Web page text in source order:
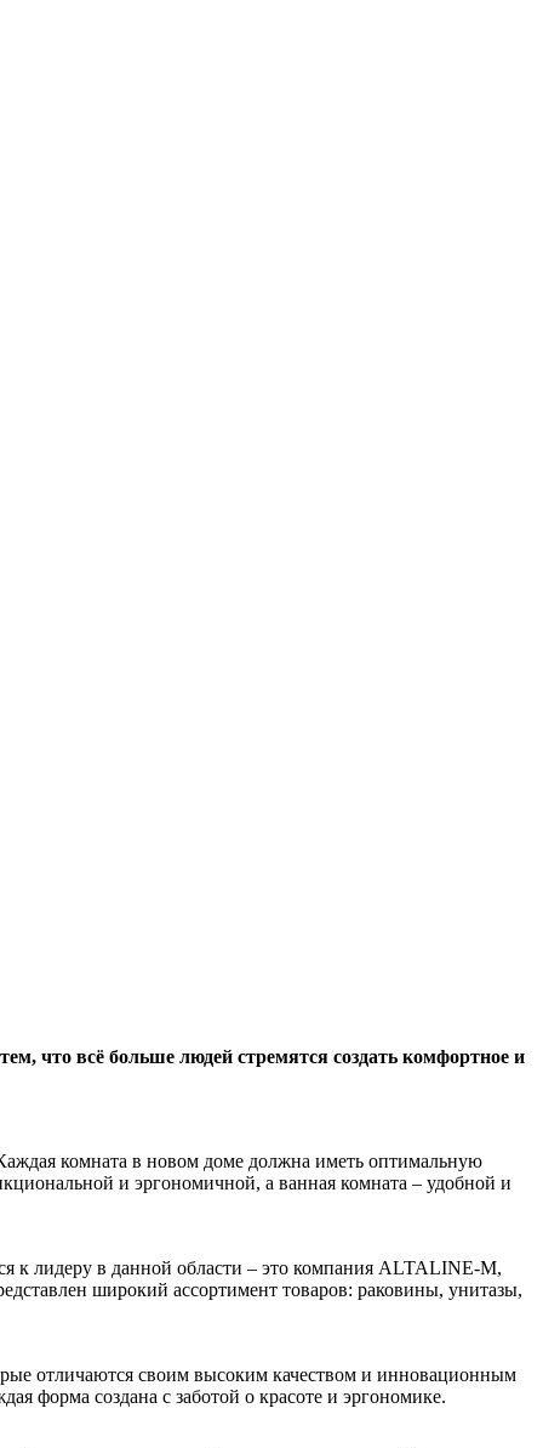
что всё больше людей стремятся создать комфортное и
комната в новом доме должна иметь оптимальную
и эргономичной, а ванная комната – удобной и
к лидеру в данной области – это компания ALTALINE-M,
широкий ассортимент товаров: раковины, унитазы,
отличаются своим высоким качеством и инновационным
форма создана с заботой о красоте и эргономике.